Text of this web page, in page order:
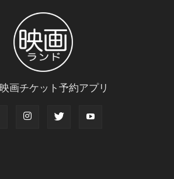
画チケット予約アプリ